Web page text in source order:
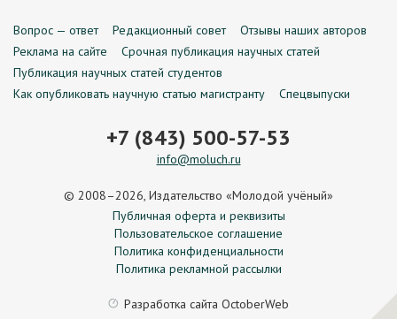
Вопрос — ответ Редакционный совет
Отзывы наших авторов
Реклама на сайте
Срочная публикация научных статей
Публикация научных статей студентов
Как опубликовать научную статью магистранту
Спецвыпуски
+7 (843) 500-57-53
info@moluch.ru
© 2008–2026, Издательство «Молодой учёный»
Публичная оферта и реквизиты
Пользовательское соглашение
Политика конфиденциальности
Политика рекламной рассылки
Разработка сайта OctoberWeb